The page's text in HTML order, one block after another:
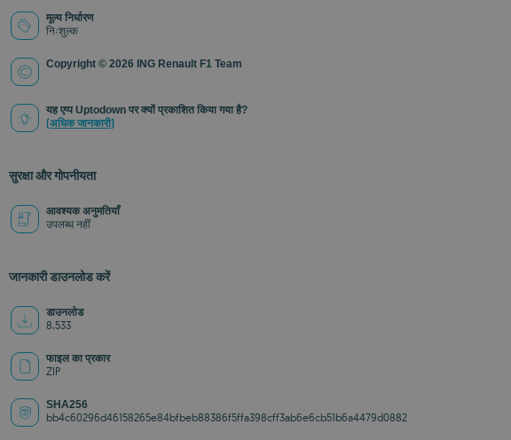
मूल्य निर्धारण
निःशुल्क
Copyright © 2026 ING Renault F1 Team
यह एप्प Uptodown पर क्यों प्रकाशित किया गया है?
(अधिक जानकारी)
सुरक्षा और गोपनीयता
आवश्यक अनुमतियाँ
उपलब्ध नहीं
जानकारी डाउनलोड करें
डाउनलोड
8,533
फाइल का प्रकार
ZIP
SHA256
bb4c60296d46158265e84bfbeb88386f5ffa398cff3ab6e6cb51b6a4479d0882